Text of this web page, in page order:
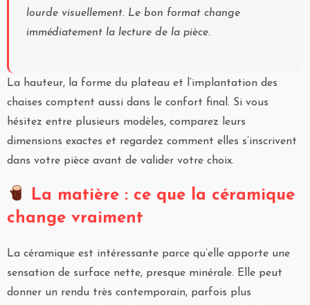
lourde visuellement. Le bon format change
immédiatement la lecture de la pièce.
La hauteur, la forme du plateau et l’implantation des
chaises comptent aussi dans le confort final. Si vous
hésitez entre plusieurs modèles, comparez leurs
dimensions exactes et regardez comment elles s’inscrivent
dans votre pièce avant de valider votre choix.
La matière : ce que la céramique
change vraiment
La céramique est intéressante parce qu’elle apporte une
sensation de surface nette, presque minérale. Elle peut
donner un rendu très contemporain, parfois plus